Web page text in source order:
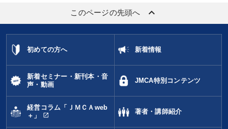
このページの先頭へ keyboard_arrow_up
初めての方へ 新着情報
新着セミナー・新刊本・音
声・動画
JMCA特別コンテンツ
経営コラム「ＪＭＣＡweb
＋」
open_in_new
著者・講師紹介